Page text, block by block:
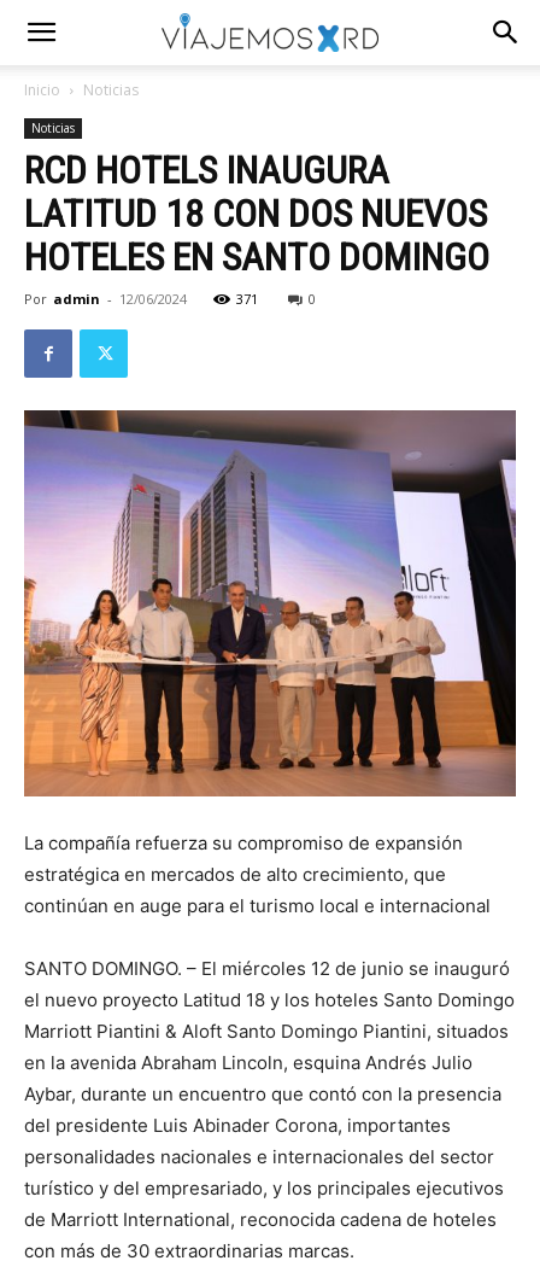
Inicio Noticias
Noticias
RCD HOTELS INAUGURA
LATITUD 18 CON DOS NUEVOS
HOTELES EN SANTO DOMINGO
Por admin - 12/06/2024 371 0
La compañía refuerza su compromiso de expansión
estratégica en mercados de alto crecimiento, que
continúan en auge para el turismo local e internacional
SANTO DOMINGO. – El miércoles 12 de junio se inauguró
el nuevo proyecto Latitud 18 y los hoteles Santo Domingo
Marriott Piantini & Aloft Santo Domingo Piantini, situados
en la avenida Abraham Lincoln, esquina Andrés Julio
Aybar, durante un encuentro que contó con la presencia
del presidente Luis Abinader Corona, importantes
personalidades nacionales e internacionales del sector
turístico y del empresariado, y los principales ejecutivos
de Marriott International, reconocida cadena de hoteles
con más de 30 extraordinarias marcas.